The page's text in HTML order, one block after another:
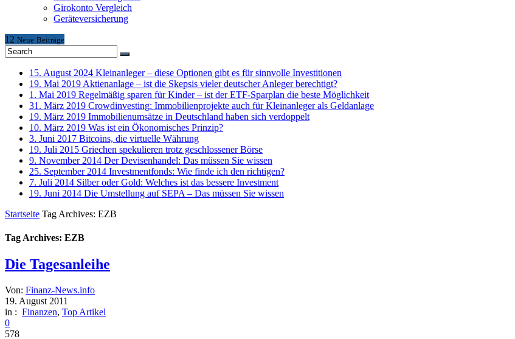
Girokonto Vergleich
Geräteversicherung
12 Neue Beiträge
15. August 2024 Kleinanleger – diese Optionen gibt es für sinnvolle Investitionen
19. Mai 2019 Aktienanlage – ist die Skepsis vieler deutscher Anleger berechtigt?
1. Mai 2019 Regelmäßig sparen für Kinder – ist der ETF-Sparplan die beste Möglichkeit
31. März 2019 Crowdinvesting: Immobilienprojekte auch für Kleinanleger als Geldanlage
19. März 2019 Immobilienumsätze in Deutschland haben sich verdoppelt
10. März 2019 Was ist ein Ökonomisches Prinzip?
3. Juni 2017 Bitcoins, die virtuelle Währung
19. Juli 2015 Griechen spekulieren trotz geschlossener Börse
9. November 2014 Der Devisenhandel: Das müssen Sie wissen
25. September 2014 Investmentfonds: Wie finde ich den richtigen?
7. Juli 2014 Silber oder Gold: Welches ist das bessere Investment
19. Juni 2014 Die Umstellung auf SEPA – Das müssen Sie wissen
Startseite Tag Archives: EZB
Tag Archives: EZB
Die Tagesanleihe
Von: Finanz-News.info
19. August 2011
in : Finanzen, Top Artikel
0
578